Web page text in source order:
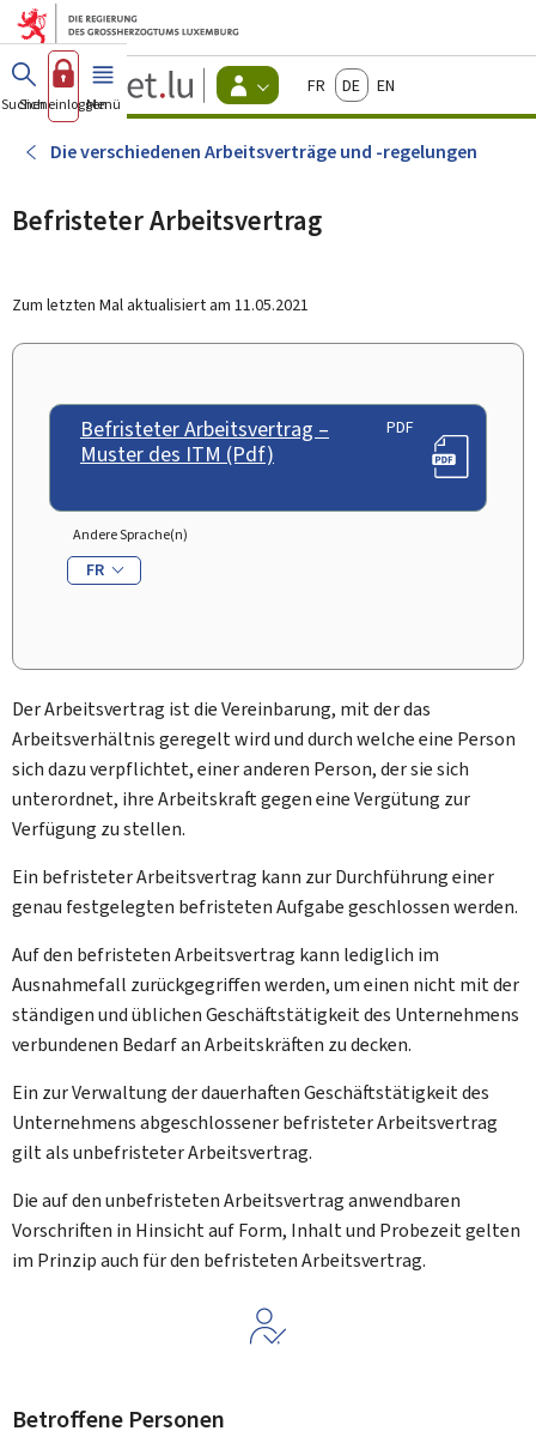
Zum Hauptmenü
Zum Inhalt
Guichet.lu
Changer
d'espace
-
Menu
actif
FrançaisDeutschEnglish
Suchen
Sich einloggen
Menü Haupt-
Die verschiedenen Arbeitsverträge und -regelungen
Befristeter Arbeitsvertrag
Zum letzten Mal aktualisiert am 11.05.2021
Befristeter Arbeitsvertrag –
Muster des ITM (Pdf)
PDF
Andere Sprache(n)
FR
Der Arbeitsvertrag ist die Vereinbarung, mit der das
Arbeitsverhältnis geregelt wird und durch welche eine Person
sich dazu verpflichtet, einer anderen Person, der sie sich
unterordnet, ihre Arbeitskraft gegen eine Vergütung zur
Verfügung zu stellen.
Ein befristeter Arbeitsvertrag kann zur Durchführung einer
genau festgelegten befristeten Aufgabe geschlossen werden.
Auf den befristeten Arbeitsvertrag kann lediglich im
Ausnahmefall zurückgegriffen werden, um einen nicht mit der
ständigen und üblichen Geschäftstätigkeit des Unternehmens
verbundenen Bedarf an Arbeitskräften zu decken.
Ein zur Verwaltung der dauerhaften Geschäftstätigkeit des
Unternehmens abgeschlossener befristeter Arbeitsvertrag
gilt als unbefristeter Arbeitsvertrag.
Die auf den unbefristeten Arbeitsvertrag anwendbaren
Vorschriften in Hinsicht auf Form, Inhalt und Probezeit gelten
im Prinzip auch für den befristeten Arbeitsvertrag.
Betroffene Personen